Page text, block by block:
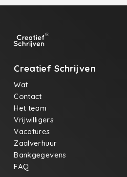
Creatief Schrijven
Wat
Contact
Het team
Vrijwilligers
Vacatures
Zaalverhuur
Bankgegevens
FAQ